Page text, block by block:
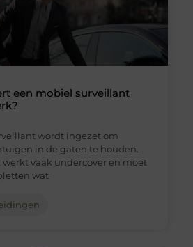
een mobiel surveillant
wordt ingezet om
in de gaten te houden.
werkt vaak undercover en moet
wat